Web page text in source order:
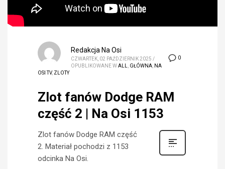
0
Redakcja Na Osi
CZWARTEK, 02 PAŹDZIERNIK 2025 /
OPUBLIKOWANE WALL, GŁÓWNA, NA
OSI TV, ZLOTY
Zlot fanów Dodge RAM
część 2 | Na Osi 1153
Zlot fanów Dodge RAM część
2. Materiał pochodzi z 1153
odcinka Na Osi.